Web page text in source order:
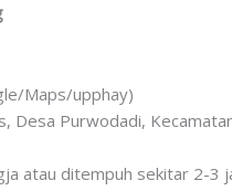
Maps/upphay)
Desa Purwodadi,
atau ditempuh sekitar 2-3